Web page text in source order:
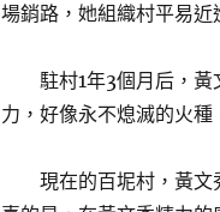
場銷路，她組織村平易
駐村1年3個月后，
力，好像永不熄滅的火種
現在的百坭村，黃